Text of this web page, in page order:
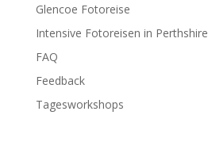
Glencoe Fotoreise
Intensive Fotoreisen in Perthshire
FAQ
Feedback
Tagesworkshops